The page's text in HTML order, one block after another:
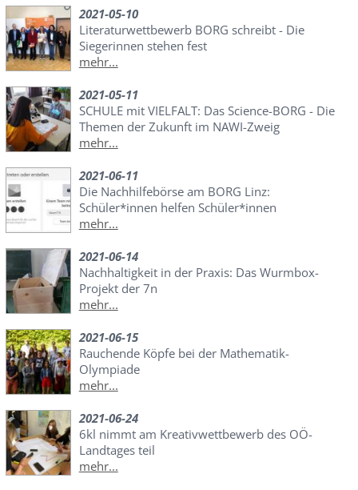
2021-05-10
Literaturwettbewerb BORG schreibt - Die
Siegerinnen stehen fest
mehr...
2021-05-11
SCHULE mit VIELFALT: Das Science-BORG - Die
Themen der Zukunft im NAWI-Zweig
mehr...
2021-06-11
Die Nachhilfebörse am BORG Linz:
Schüler*innen helfen Schüler*innen
mehr...
2021-06-14
Nachhaltigkeit in der Praxis: Das Wurmbox-
Projekt der 7n
mehr...
2021-06-15
Rauchende Köpfe bei der Mathematik-
Olympiade
mehr...
2021-06-24
6kl nimmt am Kreativwettbewerb des OÖ-
Landtages teil
mehr...